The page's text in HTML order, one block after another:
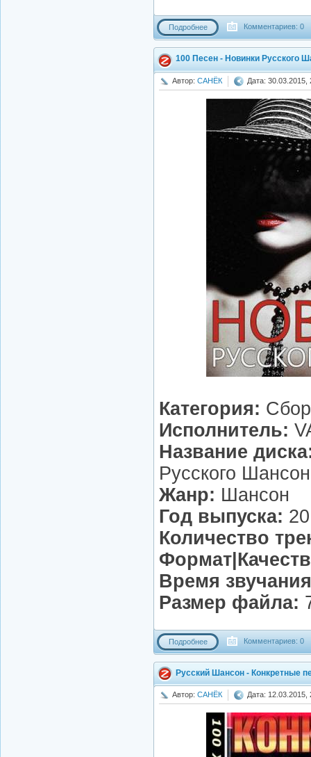
Подробнее Комментариев: 0
100 Песен - Новинки Русского
Автор: САНЁК Дата: 30.03.2015,
Категория:
Исполнитель:
Название
Русского
Жанр: Шансон
Год выпуска:
Количество
Время
Размер файла:
Подробнее Комментариев: 0
Русский Шансон - Конкретные
Автор: САНЁК Дата: 12.03.2015,